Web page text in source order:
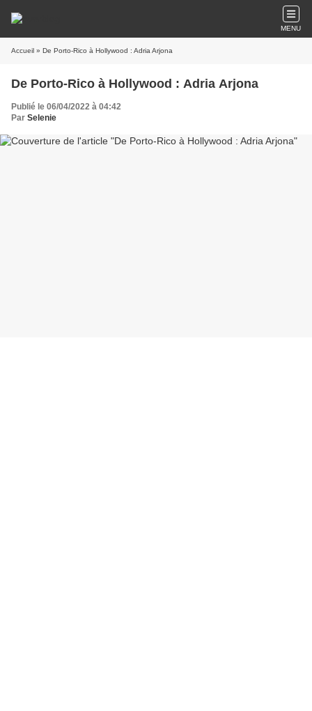
MENU
Accueil » De Porto-Rico à Hollywood : Adria Arjona
De Porto-Rico à Hollywood : Adria Arjona
Publié le 06/04/2022 à 04:42
Par Selenie